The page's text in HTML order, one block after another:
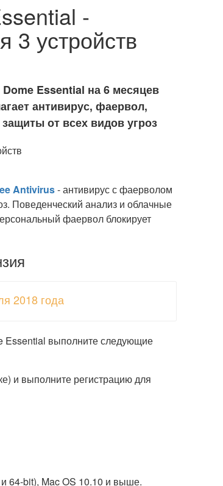
-
3 устройств
Essential на 6 месяцев
антивирус, фаервол,
от всех видов угроз
Antivirus- антивирус с фаерволом
Поведенческий анализ и облачные
фаервол блокирует
2018 года
Essential выполните следующие
и выполните регистрацию для
64-bit), Mac OS 10.10 и выше.